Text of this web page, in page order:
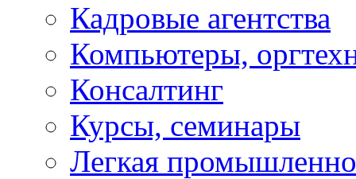
Кадровые агентства
Компьютеры,
Консалтинг
Курсы, семинары
Легкая